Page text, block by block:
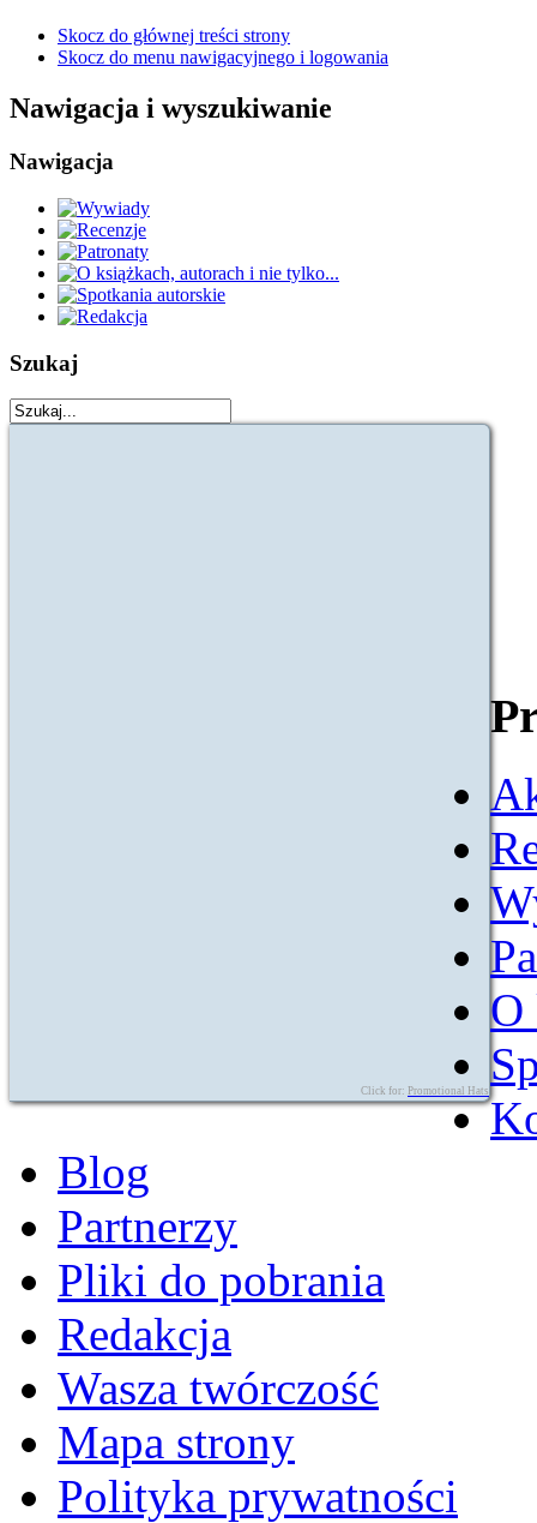
Skocz do głównej treści strony
Skocz do menu nawigacyjnego i logowania
Nawigacja i wyszukiwanie
Nawigacja
Szukaj
Click for: Promotional Hats
O
Blog
Partnerzy
Pliki do pobrania
Redakcja
Wasza twórczość
Mapa strony
Polityka prywatności